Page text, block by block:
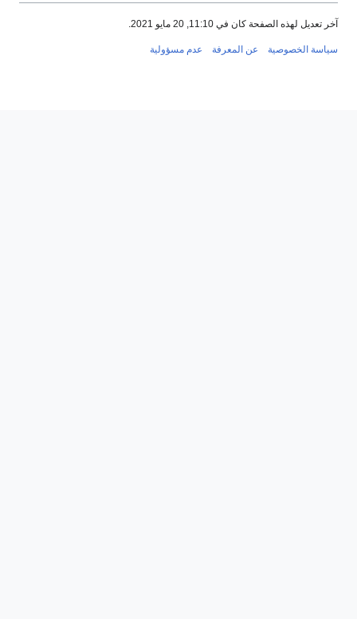
في 11:10, 20 مايو 2021.
عن المعرفة عدم مسؤولية